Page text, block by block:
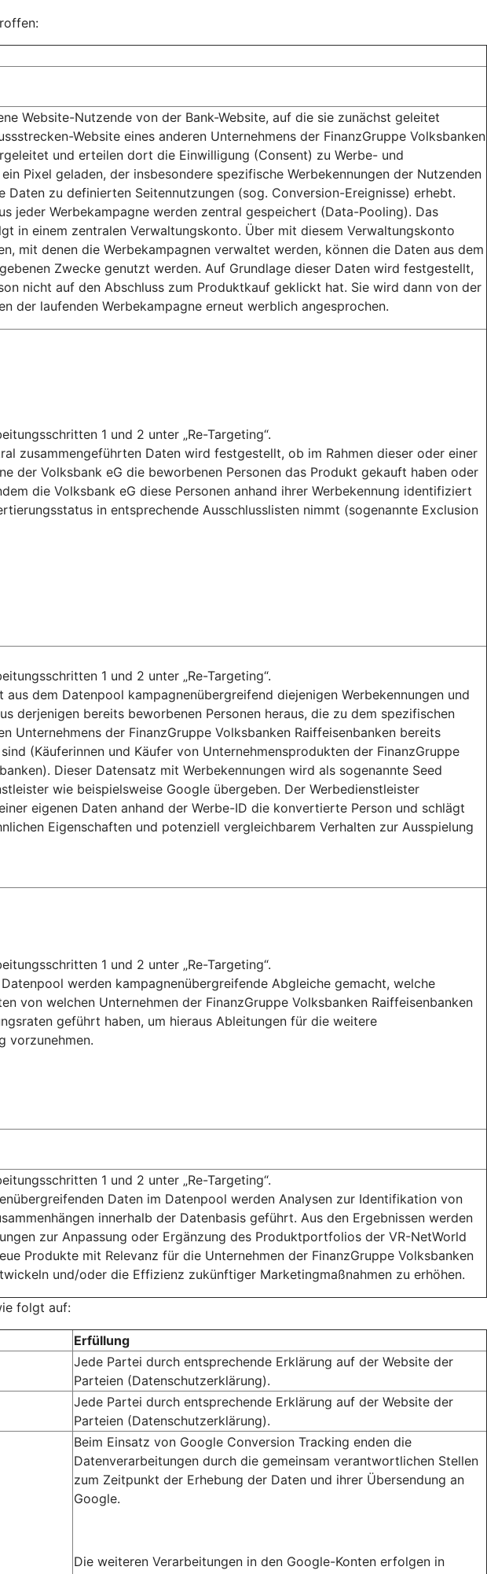
Website-Nutzende von der Bank-Website, auf die sie zunächst geleitet
Website eines anderen Unternehmens der FinanzGruppe Volksbanken
und erteilen dort die Einwilligung (Consent) zu Werbe- und
Pixel geladen, der insbesondere spezifische Werbekennungen der Nutzenden
Daten zu definierten Seitennutzungen (sog. Conversion-Ereignisse) erhebt.
jeder Werbekampagne werden zentral gespeichert (Data-Pooling). Das
in einem zentralen Verwaltungskonto. Über mit diesem Verwaltungskonto
mit denen die Werbekampagnen verwaltet werden, können die Daten aus dem
Zwecke genutzt werden. Auf Grundlage dieser Daten wird festgestellt,
nicht auf den Abschluss zum Produktkauf geklickt hat. Sie wird dann von der
der laufenden Werbekampagne erneut werblich angesprochen.
1 und 2 unter „Re-Targeting“.
zusammengeführten Daten wird festgestellt, ob im Rahmen dieser oder einer
der Volksbank eG die beworbenen Personen das Produkt gekauft haben oder
die Volksbank eG diese Personen anhand ihrer Werbekennung identifiziert
in entsprechende Ausschlusslisten nimmt (sogenannte Exclusion
1 und 2 unter „Re-Targeting“.
dem Datenpool kampagnenübergreifend diejenigen Werbekennungen und
derjenigen bereits beworbenen Personen heraus, die zu dem spezifischen
Unternehmens der FinanzGruppe Volksbanken Raiffeisenbanken bereits
(Käuferinnen und Käufer von Unternehmensprodukten der FinanzGruppe
Dieser Datensatz mit Werbekennungen wird als sogenannte Seed
wie beispielsweise Google übergeben. Der Werbedienstleister
eigenen Daten anhand der Werbe-ID die konvertierte Person und schlägt
Eigenschaften und potenziell vergleichbarem Verhalten zur Ausspielung
1 und 2 unter „Re-Targeting“.
werden kampagnenübergreifende Abgleiche gemacht, welche
von welchen Unternehmen der FinanzGruppe Volksbanken Raiffeisenbanken
geführt haben, um hieraus Ableitungen für die weitere
vorzunehmen.
1 und 2 unter „Re-Targeting“.
Daten im Datenpool werden Analysen zur Identifikation von
innerhalb der Datenbasis geführt. Aus den Ergebnissen werden
zur Anpassung oder Ergänzung des Produktportfolios der VR-NetWorld
Produkte mit Relevanz für die Unternehmen der FinanzGruppe Volksbanken
und/oder die Effizienz zukünftiger Marketingmaßnahmen zu erhöhen.
folgt auf:
Erfüllung
Jede Partei durch entsprechende Erklärung auf der Website der
Parteien (Datenschutzerklärung).
Jede Partei durch entsprechende Erklärung auf der Website der
Parteien (Datenschutzerklärung).
Beim Einsatz von Google Conversion Tracking enden die
Datenverarbeitungen durch die gemeinsam verantwortlichen Stellen
zum Zeitpunkt der Erhebung der Daten und ihrer Übersendung an
Google.
Die weiteren Verarbeitungen in den Google-Konten erfolgen in